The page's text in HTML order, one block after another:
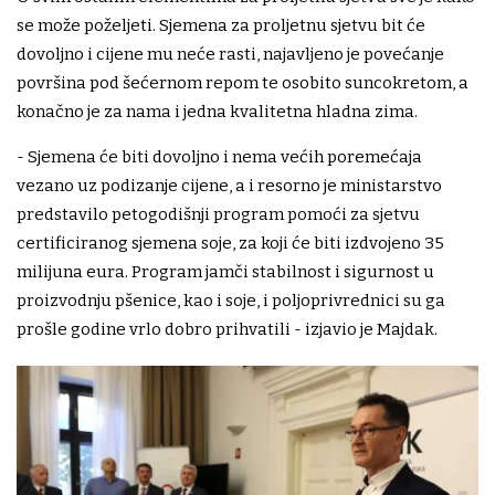
se može poželjeti. Sjemena za proljetnu sjetvu bit će
dovoljno i cijene mu neće rasti, najavljeno je povećanje
površina pod šećernom repom te osobito suncokretom, a
konačno je za nama i jedna kvalitetna hladna zima.
- Sjemena će biti dovoljno i nema većih poremećaja
vezano uz podizanje cijene, a i resorno je ministarstvo
predstavilo petogodišnji program pomoći za sjetvu
certificiranog sjemena soje, za koji će biti izdvojeno 35
milijuna eura. Program jamči stabilnost i sigurnost u
proizvodnju pšenice, kao i soje, i poljoprivrednici su ga
prošle godine vrlo dobro prihvatili - izjavio je Majdak.